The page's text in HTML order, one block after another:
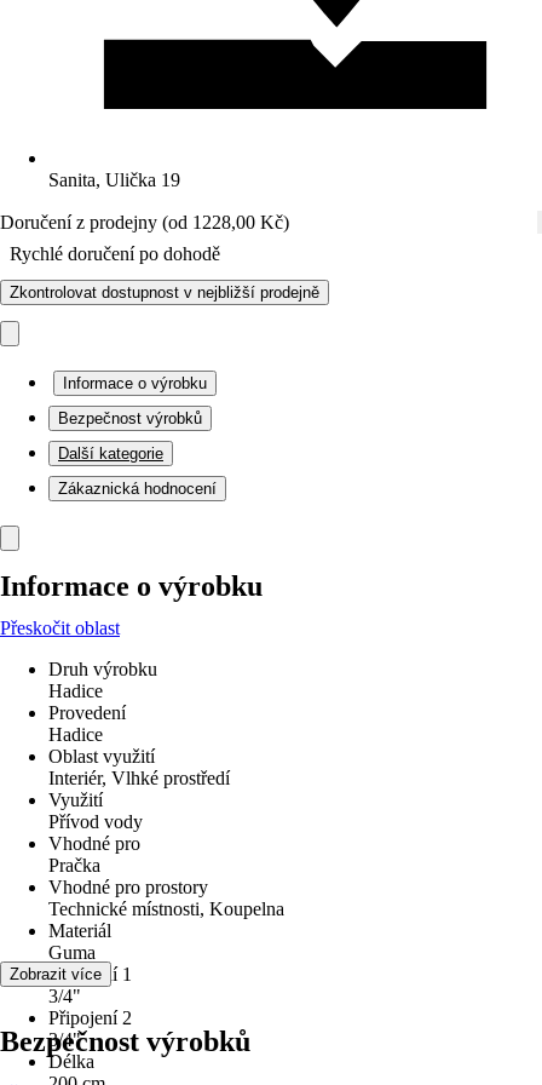
Sanita, Ulička 19
Doručení z prodejny (od 1228,00 Kč)
Rychlé doručení po dohodě
Zkontrolovat dostupnost v nejbližší prodejně
Informace o výrobku
Bezpečnost výrobků
Další kategorie
Zákaznická hodnocení
Informace o výrobku
Přeskočit oblast
Druh výrobku
Hadice
Provedení
Hadice
Oblast využití
Interiér, Vlhké prostředí
Využití
Přívod vody
Vhodné pro
Pračka
Vhodné pro prostory
Technické místnosti, Koupelna
Materiál
Guma
Připojení 1
3/4"
Připojení 2
3/4"
Délka
Zobrazit více
Bezpečnost výrobků